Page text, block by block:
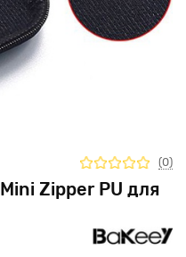
Zipper PU для
(0)